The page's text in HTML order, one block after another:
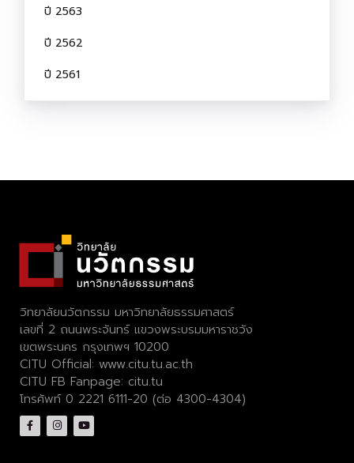
ปี 2563
ปี 2562
ปี 2561
วิทยาลัยนวัตกรรม มหาวิทยาลัยธรรมศาสตร์
เลขที่ 2 ถนนพระจันทร์ แขวงพระบรมมหาราชวัง
เขตพระนคร กรุงเทพฯ 10200
CITU Official: www.citu.tu.ac.th
CITU FB Fanpage: citu.tu
โทรศัพท์ 0 2221 6111-20 (ต่อ 4300-4304)